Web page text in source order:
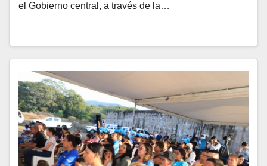
el Gobierno central, a través de la…